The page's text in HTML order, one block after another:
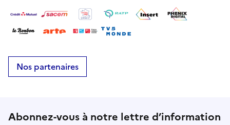
Nos partenaires
Abonnez-vous à notre lettre d’information